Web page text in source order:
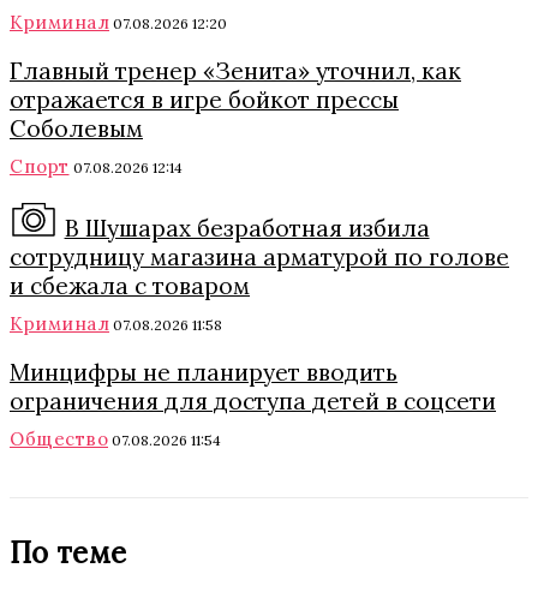
Криминал 07.08.2026 12:20
Главный тренер «Зенита» уточнил, как
отражается в игре бойкот прессы
Соболевым
Спорт 07.08.2026 12:14
В Шушарах безработная избила
сотрудницу магазина арматурой по голове
и сбежала с товаром
Криминал 07.08.2026 11:58
Минцифры не планирует вводить
ограничения для доступа детей в соцсети
Общество 07.08.2026 11:54
По теме